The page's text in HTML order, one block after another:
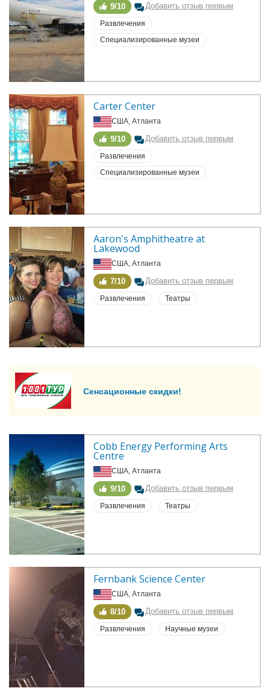
9/10 Добавить отзыв первым
Развлечения
Специализированные музеи
Carter Center
США, Атланта
9/10 Добавить отзыв первым
Развлечения
Специализированные музеи
Aaron's Amphitheatre at
Lakewood
США, Атланта
7/10 Добавить отзыв первым
Развлечения Театры
Сенсационные скидки!
Cobb Energy Performing Arts
Centre
США, Атланта
9/10 Добавить отзыв первым
Развлечения Театры
Fernbank Science Center
США, Атланта
8/10 Добавить отзыв первым
Развлечения Научные музеи